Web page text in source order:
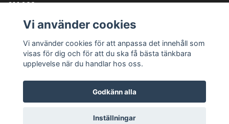
OM OSS
ANMÄL DIG TILL VÅRT NYHETSBREV
Prenumerera
© Copyright Teamgear
Vi använder cookies
Vi använder cookies för att anpassa det innehåll som
visas för dig och för att du ska få bästa tänkbara
upplevelse när du handlar hos oss.
Godkänn alla
Inställningar